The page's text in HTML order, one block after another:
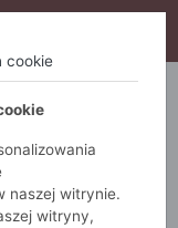
(KOD: S15)
cookie
naszej witrynie.
witryny,